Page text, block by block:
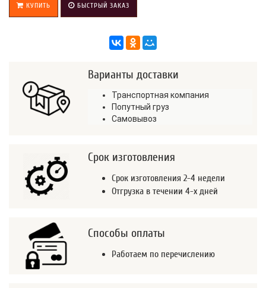
КУПИТЬ БЫСТРЫЙ ЗАКАЗ
Варианты доставки
Транспортная компания
Попутный груз
Самовывоз
Срок изготовления
Срок изготовления 2-4 недели
Отгрузка в течении 4-х дней
Способы оплаты
Работаем по перечислению